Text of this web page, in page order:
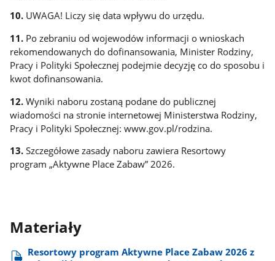
10. UWAGA! Liczy się data wpływu do urzędu.
11. Po zebraniu od wojewodów informacji o wnioskach
rekomendowanych do dofinansowania, Minister Rodziny,
Pracy i Polityki Społecznej podejmie decyzję co do sposobu i
kwot dofinansowania.
12. Wyniki naboru zostaną podane do publicznej
wiadomości na stronie internetowej Ministerstwa Rodziny,
Pracy i Polityki Społecznej: www.gov.pl/rodzina.
13. Szczegółowe zasady naboru zawiera Resortowy
program „Aktywne Place Zabaw” 2026.
Materiały
Resortowy program Aktywne Place Zabaw 2026 z